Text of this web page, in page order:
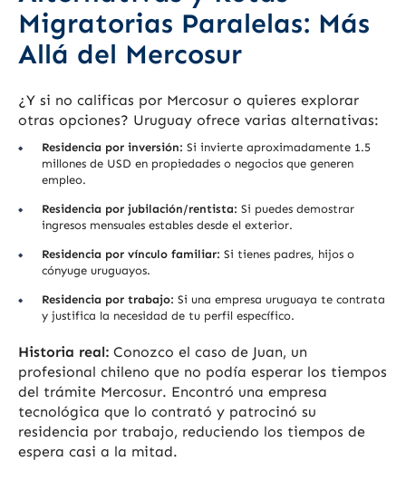
Migratorias Paralelas: Más
Allá del Mercosur
¿Y si no calificas por Mercosur o quieres explorar
otras opciones? Uruguay ofrece varias alternativas:
Residencia por inversión: Si invierte aproximadamente 1.5
millones de USD en propiedades o negocios que generen
empleo.
Residencia por jubilación/rentista: Si puedes demostrar
ingresos mensuales estables desde el exterior.
Residencia por vínculo familiar: Si tienes padres, hijos o
cónyuge uruguayos.
Residencia por trabajo: Si una empresa uruguaya te contrata
y justifica la necesidad de tu perfil específico.
Historia real: Conozco el caso de Juan, un
profesional chileno que no podía esperar los tiempos
del trámite Mercosur. Encontró una empresa
tecnológica que lo contrató y patrocinó su
residencia por trabajo, reduciendo los tiempos de
espera casi a la mitad.